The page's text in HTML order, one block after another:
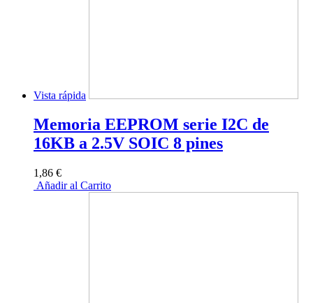
Vista rápida
Memoria EEPROM serie I2C de
16KB a 2.5V SOIC 8 pines
1,86 €
Añadir al Carrito